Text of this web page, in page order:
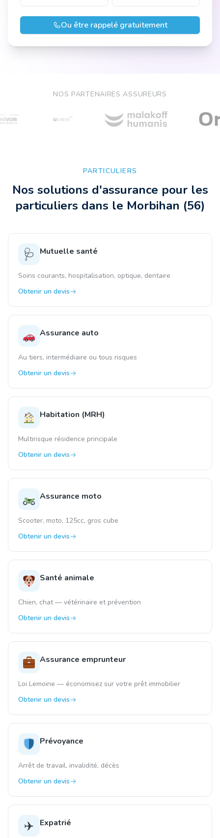
Ou être rappelé gratuitement
NOS PARTENAIRES ASSUREURS
PARTICULIERS
Nos solutions d'assurance pour les
particuliers dans le Morbihan (56)
🩺 Mutuelle santé
Soins courants, hospitalisation, optique, dentaire
Obtenir un devis
Assurance auto
Au tiers, intermédiaire ou tous risques
Obtenir un devis
Habitation (MRH)
Multirisque résidence principale
Obtenir un devis
Assurance moto
Scooter, moto, 125cc, gros cube
Obtenir un devis
Santé animale
Chien, chat — vétérinaire et prévention
Obtenir un devis
Assurance emprunteur
Loi Lemoine — économisez sur votre prêt immobilier
Obtenir un devis
Prévoyance
Arrêt de travail, invalidité, décès
Obtenir un devis
✈️ Expatrié